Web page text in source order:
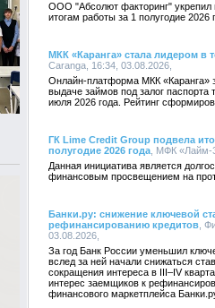
ООО "Абсолют факторинг" укрепил
итогам работы за 1 полугодие 2026
МКК «Каранга» стала лидером в
Caranga, 16:34, 03.08.2026,
Онлайн-платформа МКК «Каранга»
выдаче займов под залог паспорта
июля 2026 года. Рейтинг
ГК Lime Credit Group подвела
полугодие 2026 года , МФК
Данная инициатива является
финансовым просвещением на
Банки.ру: снижение ключевой
рефинансированию кредитов ,
03.08.2026,
За год Банк России уменьшил
вслед за ней начали снижаться
сокращения интереса в III–IV
интерес заемщиков к
финансового маркетплейса